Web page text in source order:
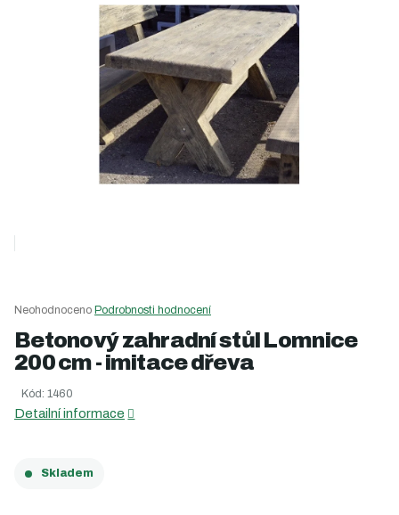
Průměrné
produktu
je
5
Neohodnoceno Podrobnosti hodnocení
Betonový zahradní stůl Lomnice
200 cm - imitace dřeva
Kód: 1460
Detailní informace
Skladem